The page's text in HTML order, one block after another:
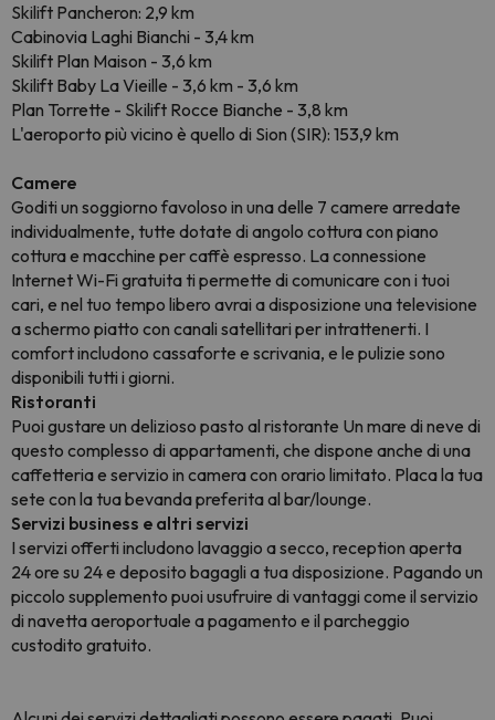
Skilift Pancheron: 2,9 km
Cabinovia Laghi Bianchi - 3,4 km
Skilift Plan Maison - 3,6 km
Skilift Baby La Vieille - 3,6 km - 3,6 km
Plan Torrette - Skilift Rocce Bianche - 3,8 km
L'aeroporto più vicino è quello di Sion (SIR): 153,9 km
Camere
Goditi un soggiorno favoloso in una delle 7 camere arredate
individualmente, tutte dotate di angolo cottura con piano
cottura e macchine per caffè espresso. La connessione
Internet Wi-Fi gratuita ti permette di comunicare con i tuoi
cari, e nel tuo tempo libero avrai a disposizione una televisione
a schermo piatto con canali satellitari per intrattenerti. I
comfort includono cassaforte e scrivania, e le pulizie sono
disponibili tutti i giorni.
Ristoranti
Puoi gustare un delizioso pasto al ristorante Un mare di neve di
questo complesso di appartamenti, che dispone anche di una
caffetteria e servizio in camera con orario limitato. Placa la tua
sete con la tua bevanda preferita al bar/lounge.
Servizi business e altri servizi
I servizi offerti includono lavaggio a secco, reception aperta
24 ore su 24 e deposito bagagli a tua disposizione. Pagando un
piccolo supplemento puoi usufruire di vantaggi come il servizio
di navetta aeroportuale a pagamento e il parcheggio
custodito gratuito.